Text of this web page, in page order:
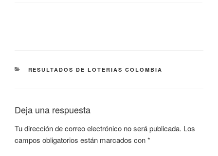
CATEGORÍAS
RESULTADOS DE LOTERIAS COLOMBIA
Deja una respuesta
Tu dirección de correo electrónico no será publicada. Los
campos obligatorios están marcados con*